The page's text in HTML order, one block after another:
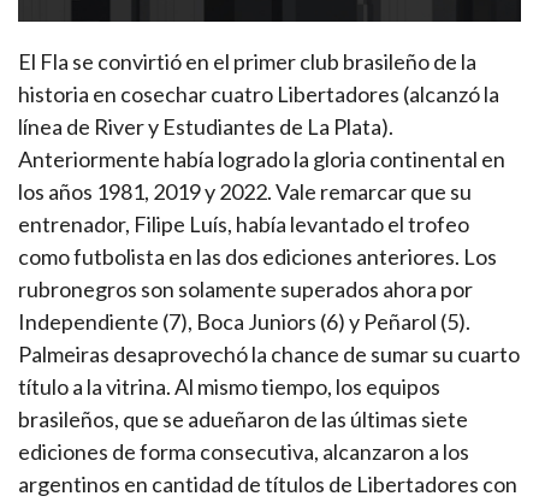
El Fla se convirtió en el primer club brasileño de la
historia en cosechar cuatro Libertadores (alcanzó la
línea de River y Estudiantes de La Plata).
Anteriormente había logrado la gloria continental en
los años 1981, 2019 y 2022. Vale remarcar que su
entrenador, Filipe Luís, había levantado el trofeo
como futbolista en las dos ediciones anteriores. Los
rubronegros son solamente superados ahora por
Independiente (7), Boca Juniors (6) y Peñarol (5).
Palmeiras desaprovechó la chance de sumar su cuarto
título a la vitrina. Al mismo tiempo, los equipos
brasileños, que se adueñaron de las últimas siete
ediciones de forma consecutiva, alcanzaron a los
argentinos en cantidad de títulos de Libertadores con